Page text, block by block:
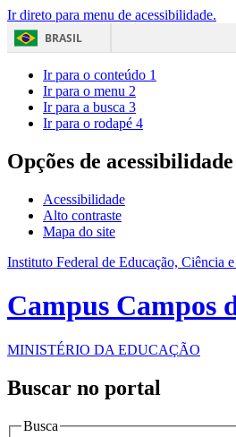
Ir direto para menu de acessibilidade.
BRASIL
Ir para o conteúdo 1
Ir para o menu 2
Ir para a busca 3
Ir para o rodapé 4
Opções de acessibilidade
Acessibilidade
Alto contraste
Mapa do site
Instituto Federal de Educação, Ciência
Campus Campos
MINISTÉRIO DA EDUCAÇÃO
Buscar no portal
Busca